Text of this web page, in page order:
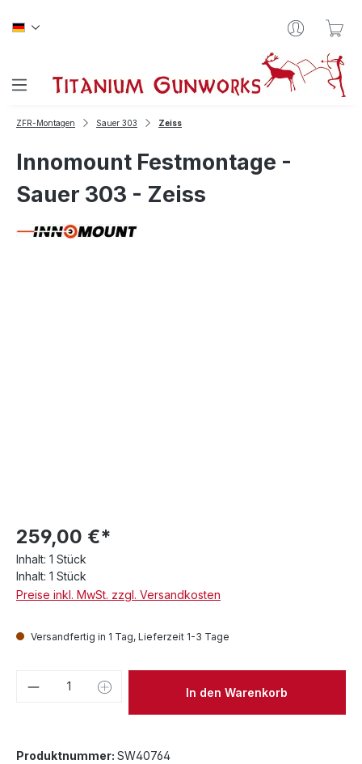
ZFR-Montagen Sauer 303 Zeiss
Innomount Festmontage -
Sauer 303 - Zeiss
259,00 €*
Inhalt: 1 Stück
Inhalt: 1 Stück
Preise inkl. MwSt. zzgl. Versandkosten
Versandfertig in 1 Tag, Lieferzeit 1-3 Tage
Produkt Anzahl: Gib denIn den Warenkorb
Produktnummer: SW40764